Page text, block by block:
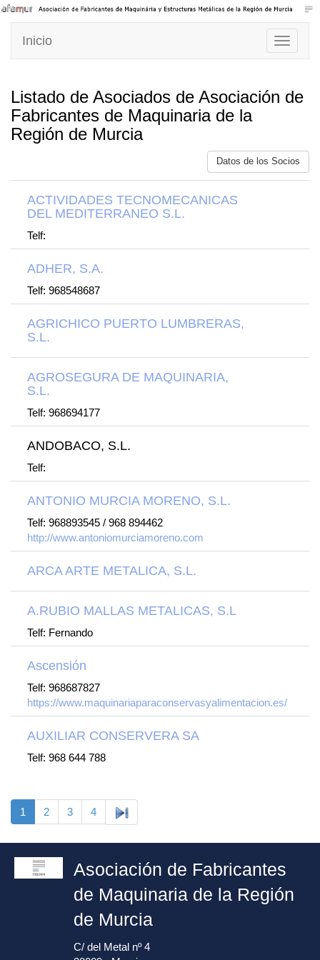
Toggle
Inicio
Listado de Asociados de Asociación de
Fabricantes de Maquinaria de la
Región de Murcia
Datos de los Socios
ACTIVIDADES TECNOMECANICAS
DEL MEDITERRANEO S.L.
Telf:
ADHER, S.A.
Telf: 968548687
AGRICHICO PUERTO LUMBRERAS,
S.L.
AGROSEGURA DE MAQUINARIA,
S.L.
Telf: 968694177
ANDOBACO, S.L.
Telf:
ANTONIO MURCIA MORENO, S.L.
Telf: 968893545 / 968 894462
http://www.antoniomurciamoreno.com
ARCA ARTE METALICA, S.L.
A.RUBIO MALLAS METALICAS, S.L
Telf: Fernando
Ascensión
Telf: 968687827
https://www.maquinariaparaconservasyalimentacion.es/
AUXILIAR CONSERVERA SA
Telf: 968 644 788
1 2 3 4
Asociación de Fabricantes
de Maquinaria de la Región
de Murcia
C/ del Metal nº 4